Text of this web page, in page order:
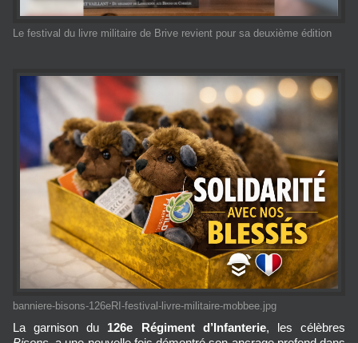
Le festival du livre militaire de Brive revient pour sa deuxième édition
banniere-bisons-126eRI-festival-livre-militaire-mobbee.jpg
La garnison du 126e Régiment d’Infanterie